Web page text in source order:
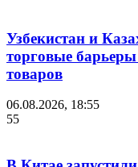
Узбекистан и
торговые
товаров
06.08.2026, 18:55
55